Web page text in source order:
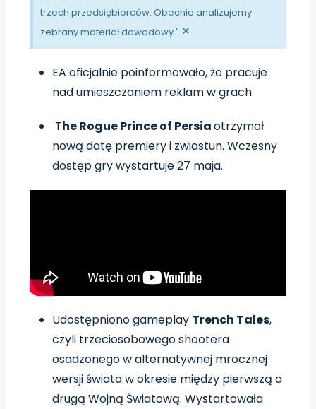
trzech przedsiębiorców. Obecnie analizujemy
zebrany materiał dowodowy." ×
EA oficjalnie poinformowało, że pracuje
nad umieszczaniem reklam w grach.
The Rogue Prince of Persiaotrzymał
nową datę premiery i zwiastun. Wczesny
dostęp gry wystartuje 27 maja.
Udostępniono gameplay Trench Tales,
czyli trzeciosobowego shootera
osadzonego w alternatywnej mrocznej
wersji świata w okresie między pierwszą a
drugą Wojną Światową. Wystartowała